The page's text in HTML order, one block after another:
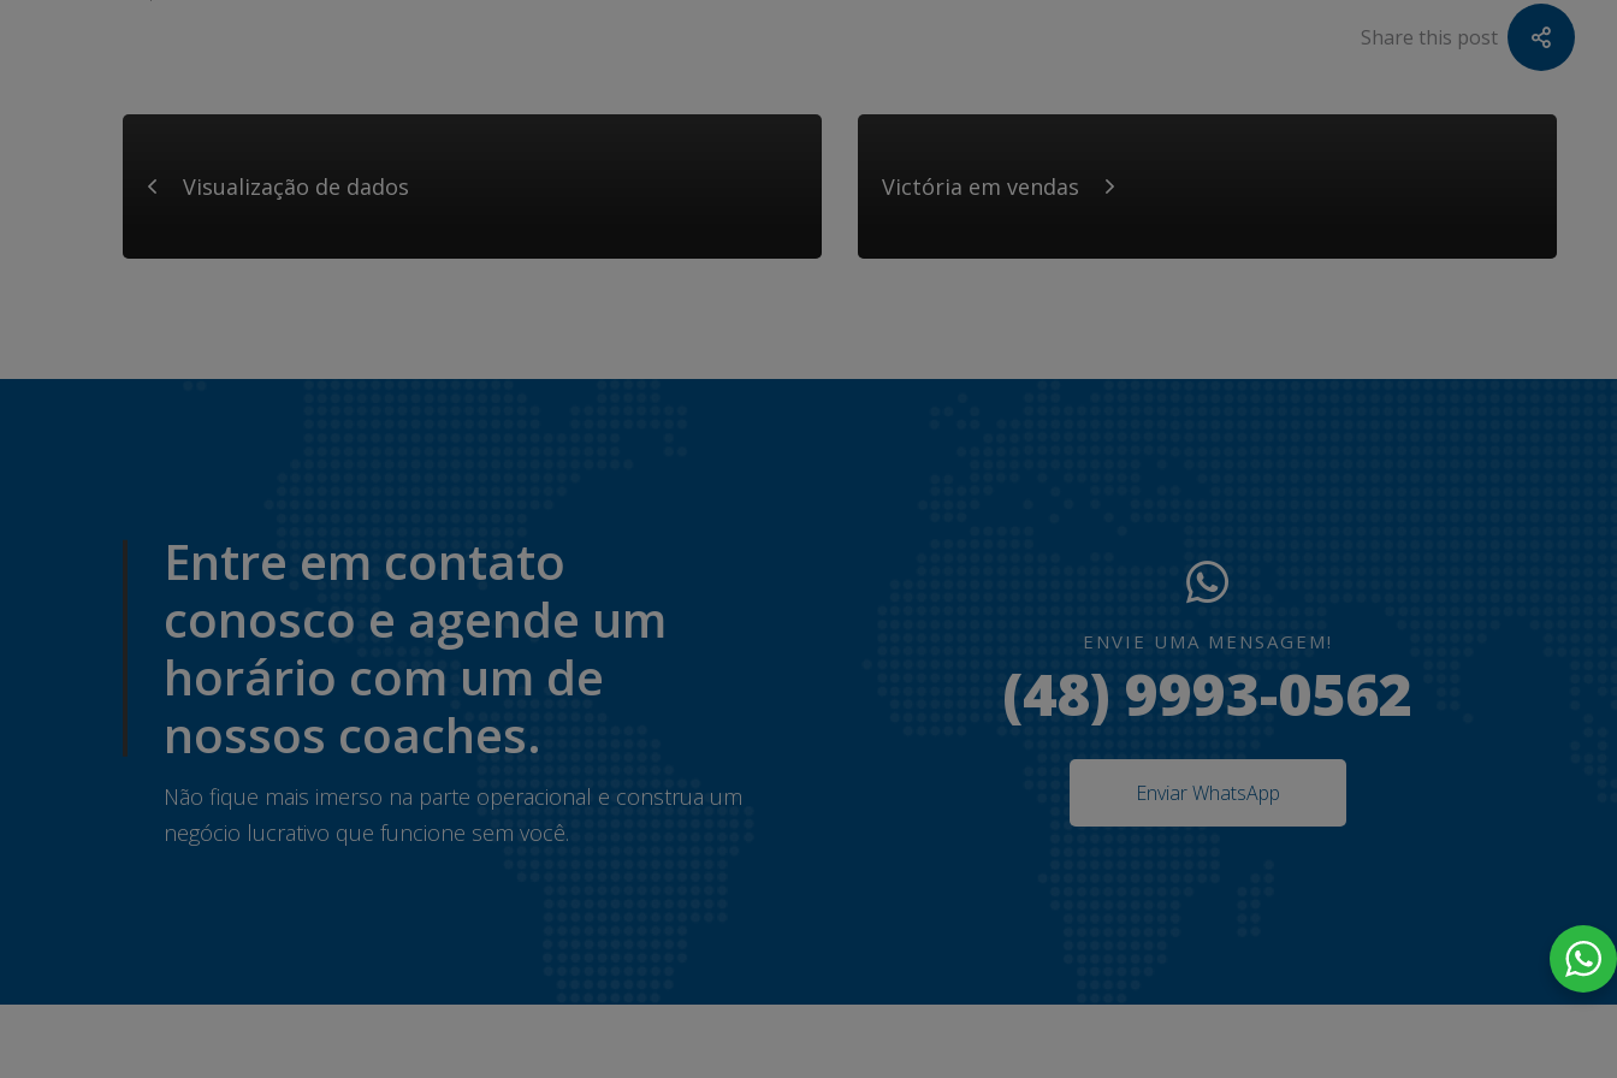
Share this post
Visualização de dados Victória em vendas
Entre em contato
conosco e agende um
horário com um de
nossos coaches.
Não fique mais imerso na parte operacional e construa um
negócio lucrativo que funcione sem você.
ENVIE UMA MENSAGEM!
(48) 9993-0562
Enviar WhatsApp